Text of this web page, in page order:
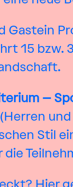
Gastein
15 bzw.
–
Stil